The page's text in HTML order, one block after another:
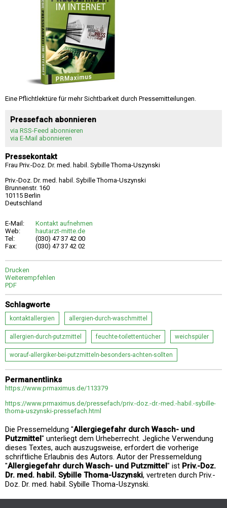
Eine Pflichtlektüre für mehr Sichtbarkeit durch Pressemitteilungen.
Pressefach abonnieren
via RSS-Feed abonnieren
via E-Mail abonnieren
Pressekontakt
Frau Priv.-Doz. Dr. med. habil. Sybille Thoma-Uszynski
Priv.-Doz. Dr. med. habil. Sybille Thoma-Uszynski
Brunnenstr. 160
10115 Berlin
Deutschland
E-Mail:
Kontakt aufnehmen
Web:
hautarzt-mitte.de
Tel:
(030) 47 37 42 00
Fax:
(030) 47 37 42 02
Drucken
Weiterempfehlen
PDF
Schlagworte
kontaktallergien allergien-durch-waschmittel
allergien-durch-putzmittel feuchte-toilettentücher weichspüler
worauf-allergiker-bei-putzmitteln-besonders-achten-sollten
Permanentlinks
https://www.prmaximus.de/113379
https://www.prmaximus.de/pressefach/priv.-doz.-dr.-med.-habil.-sybille-
thoma-uszynski-pressefach.html
Die Pressemeldung "Allergiegefahr durch Wasch- und
Putzmittel" unterliegt dem Urheberrecht. Jegliche Verwendung
dieses Textes, auch auszugsweise, erfordert die vorherige
schriftliche Erlaubnis des Autors. Autor der Pressemeldung
"Allergiegefahr durch Wasch- und Putzmittel" ist Priv.-Doz.
Dr. med. habil. Sybille Thoma-Uszynski, vertreten durch Priv.-
Doz. Dr. med. habil. Sybille Thoma-Uszynski.